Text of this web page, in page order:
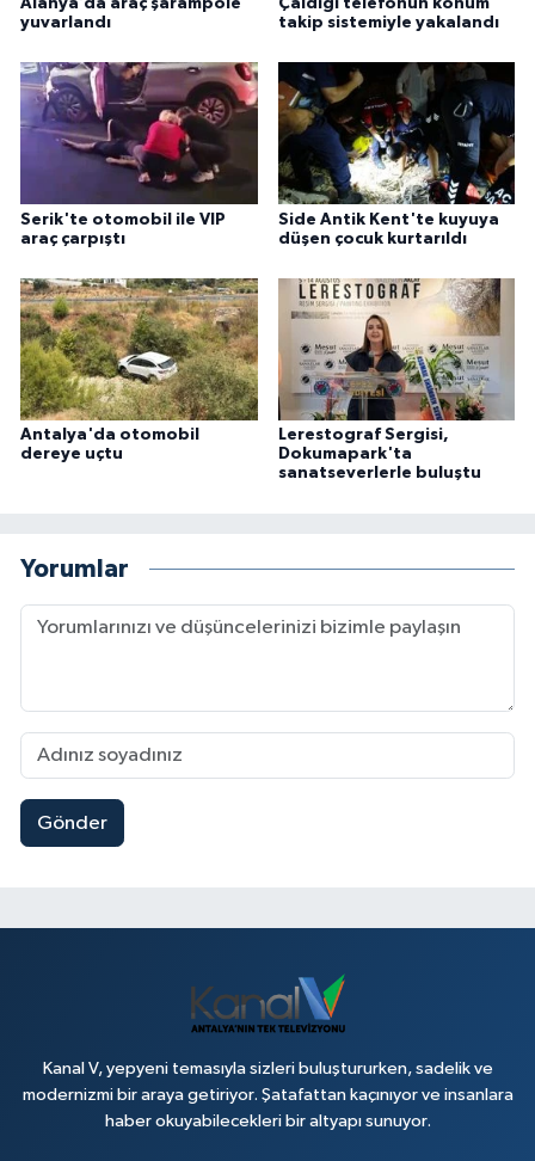
yuvarlandı
takip sistemiyle yakalandı
Serik'te otomobil ile VIP
araç çarpıştı
Side Antik Kent'te kuyuya
düşen çocuk kurtarıldı
Antalya'da otomobil
dereye uçtu
Lerestograf Sergisi,
Dokumapark'ta
sanatseverlerle buluştu
Yorumlar
Gönder
Kanal V, yepyeni temasıyla sizleri buluştururken, sadelik ve
modernizmi bir araya getiriyor. Şatafattan kaçınıyor ve insanlara
haber okuyabilecekleri bir altyapı sunuyor.